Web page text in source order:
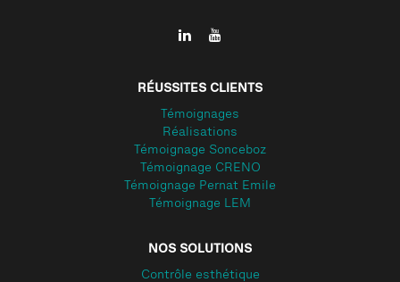
RÉUSSITES CLIENTS
Témoignages
Réalisations
Témoignage Sonceboz
Témoignage CRENO
Témoignage Pernat Emile
Témoignage LEM
NOS SOLUTIONS
Contrôle esthétique